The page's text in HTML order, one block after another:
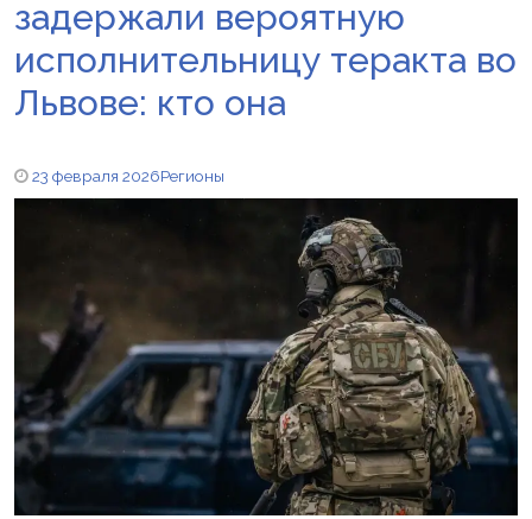
задержали вероятную
исполнительницу теракта во
Львове: кто она
23 февраля 2026Регионы